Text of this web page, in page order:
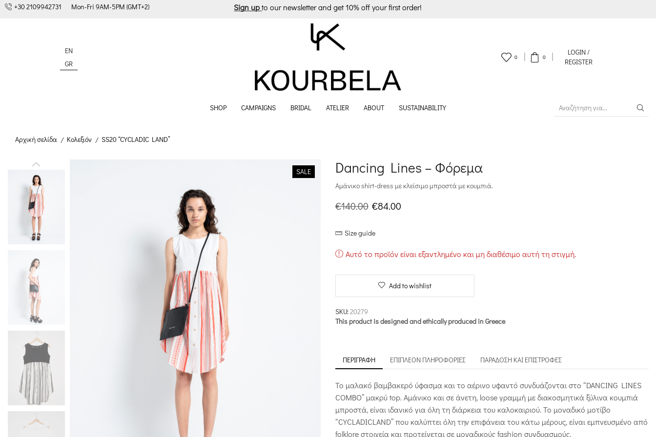
+30 2109942731 Mon-Fri 9AM-5PM (GMT+2) Sign up to our newsletter and get 10% off your first order!
EN
GR
0 0
LOGIN /
REGISTER
SHOP CAMPAIGNS BRIDAL ATELIER ABOUT SUSTAINABILITY
SEARCH
Αρχική σελίδα / Κολεξιόν / SS20 “CYCLADIC LAND”
SALE Dancing Lines – Φόρεμα
Αμάνικο shirt-dress με κλείσιμο μπροστά με κουμπιά.
€140.00 Original
was:
€140.00.
€84.00
είναι:
Size guide
Αυτό το προϊόν είναι εξαντλημένο και μη διαθέσιμο αυτή τη στιγμή.
Add to wishlist
SKU:20279
This product is designed and ethically produced in Greece
ΠΕΡΙΓΡΑΦΉ ΕΠΙΠΛΈΟΝ ΠΛΗΡΟΦΟΡΊΕΣ ΠΑΡΆΔΟΣΗ ΚΑΙ ΕΠΙΣΤΡΟΦΈΣ
Το μαλακό βαμβακερό ύφασμα και το αέρινο υφαντό συνδυάζονται στο “DANCING LINES
COMBO” μακρύ top. Αμάνικο και σε άνετη, loose γραμμή με διακοσμητικά ξύλινα κουμπιά
μπροστά, είναι ιδανικό για όλη τη διάρκεια του καλοκαιριού. Το μοναδικό μοτίβο
“CYCLADICLAND” που καλύπτει όλη την επιφάνεια του κάτω μέρους, είναι εμπνευσμένο από
folklore στοιχεία και προτείνεται σε μοναδικούς fashion συνδυασμούς.